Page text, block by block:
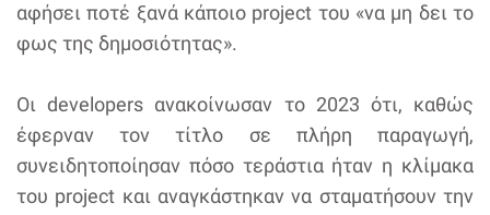
αφήσει ποτέ ξανά κάποιο project του «να μη δει το
φως της δημοσιότητας».
Οι developers ανακοίνωσαν το 2023 ότι, καθώς
έφερναν τον τίτλο σε πλήρη παραγωγή,
συνειδητοποίησαν πόσο τεράστια ήταν η κλίμακα
του project και αναγκάστηκαν να σταματήσουν την